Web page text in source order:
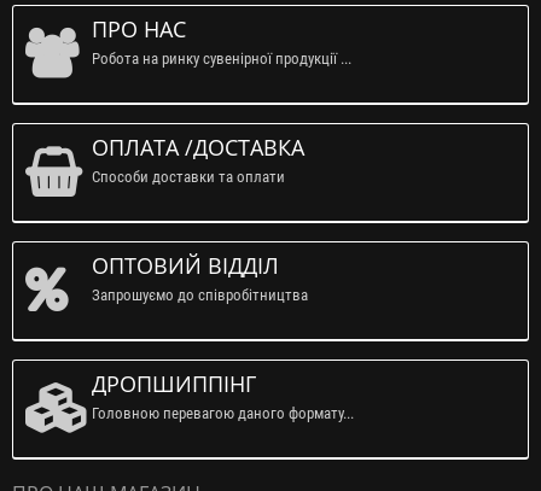
ПРО НАС
Робота на ринку сувенірної продукції ...
ОПЛАТА /ДОСТАВКА
Способи доставки та оплати
ОПТОВИЙ ВІДДІЛ
Запрошуємо до співробітництва
ДРОПШИППІНГ
Головною перевагою даного формату...